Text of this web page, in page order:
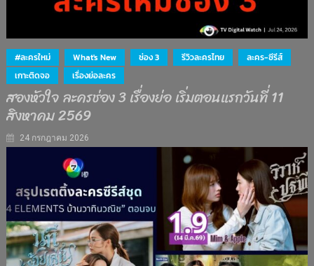
#ละครใหม่ What's New ช่อง 3 รีวิวละครไทย
ละคร-ซีรีส์
เกาะติดจอ
เรื่องย่อละคร
สองหัวใจ ละครช่อง 3 เรื่องย่อ เริ่มตอนแรกวันที่ 11
สิงหาคม 2569
24 กรกฎาคม 2026